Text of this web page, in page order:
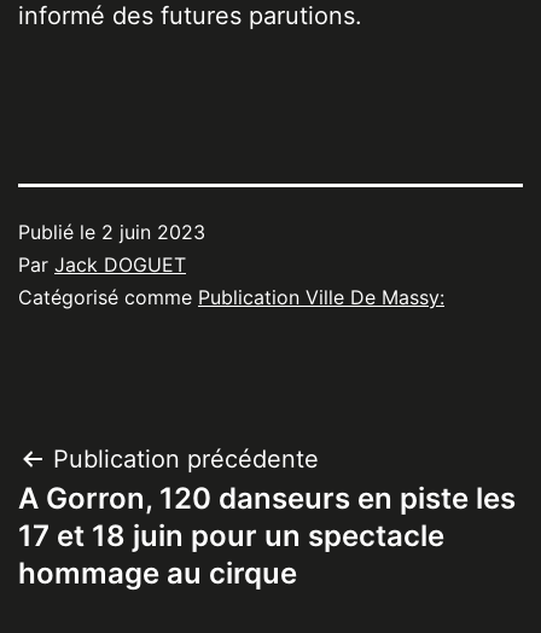
informé des futures parutions.
Publié le 2 juin 2023
Par Jack DOGUET
Catégorisé comme Publication Ville De Massy:
Navigation
de
l’article
Publication précédente
A Gorron, 120 danseurs en piste les
17 et 18 juin pour un spectacle
hommage au cirque